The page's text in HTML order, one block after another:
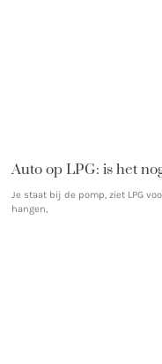
Auto op LPG: is het
Je staat bij de pomp, ziet LPG
hangen,